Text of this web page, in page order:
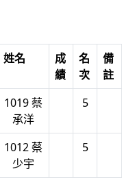
姓名
成
績
名
次
備
註
1019 蔡
承洋
5
1012 蔡
少宇
5